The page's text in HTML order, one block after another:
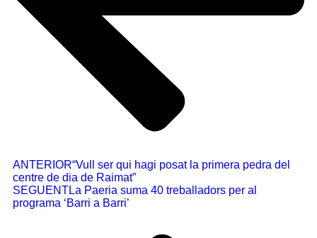
ANTERIOR“Vull ser qui hagi posat la primera pedra del
centre de dia de Raimat”
SEGUENTLa Paeria suma 40 treballadors per al
programa ‘Barri a Barri’